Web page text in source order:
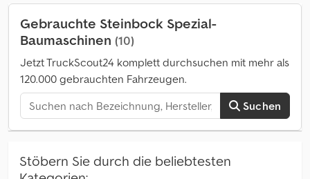
Gebrauchte Steinbock Spezial-
Baumaschinen (10)
Jetzt TruckScout24 komplett durchsuchen mit mehr als
120.000 gebrauchten Fahrzeugen.
Suchen
Stöbern Sie durch die beliebtesten